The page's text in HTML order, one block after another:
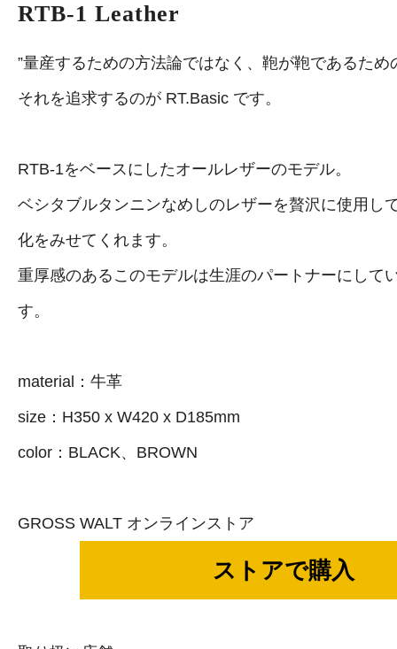
RTB-1 Leather
”量産するための方法論ではなく、鞄が鞄であるため
それを追求するのが RT.Basic です。
RTB-1をベースにしたオールレザーのモデル。
ベシタブルタンニンなめしのレザーを贅沢に使用し
化をみせてくれます。
重厚感のあるこのモデルは生涯のパートナーにして
す。
material：牛革
size：H350 x W420 x D185mm
color：BLACK、BROWN
GROSS WALT オンラインストア
ストアで購入